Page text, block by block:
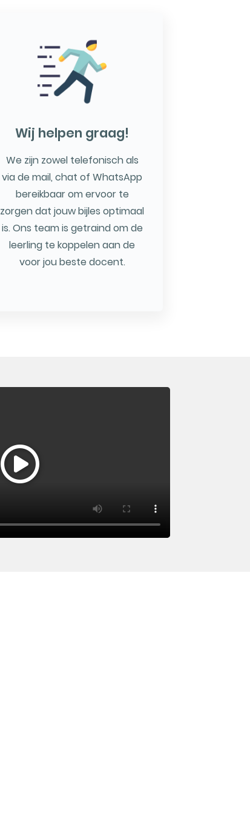
Wij helpen graag!
We zijn zowel telefonisch als
via de mail, chat of WhatsApp
bereikbaar om ervoor te
zorgen dat jouw bijles optimaal
is. Ons team is getraind om de
leerling te koppelen aan de
voor jou beste docent.